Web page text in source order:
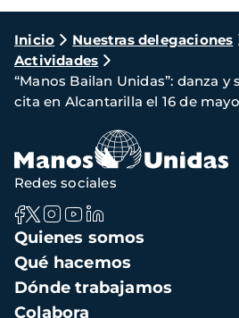
Ruta
de
navegación
Inicio Nuestras delegaciones
Actividades
“Manos Bailan Unidas”: danza
cita en Alcantarilla el 16 de mayo
Navegación
principal
Quienes somos
Qué hacemos
Dónde trabajamos
Colabora
Redes sociales